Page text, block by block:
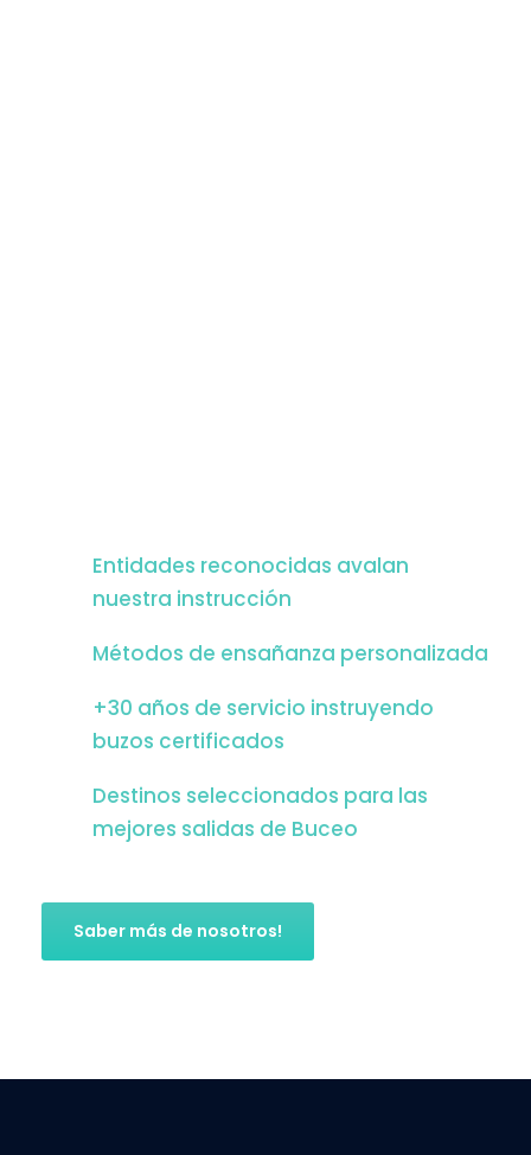
Entidades reconocidas avalan
nuestra instrucción
Métodos de ensañanza personalizada
+30 años de servicio instruyendo
buzos certificados
Destinos seleccionados para las
mejores salidas de Buceo
Saber más de nosotros!